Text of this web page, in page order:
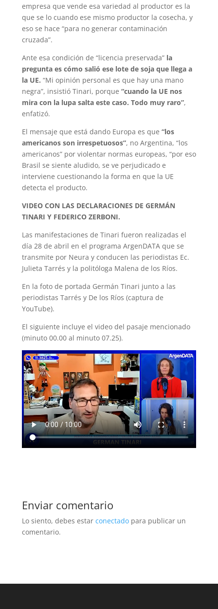
empresa que vende esa variedad al productor es la
que se lo cuando ese mismo productor la cosecha, y
eso se hace “para no generar contaminación
cruzada”.
Ante esa condición de “licencia preservada” la
pregunta es cómo salió ese lote de soja que llega a
la UE. “Mi opinión personal es que hay una mano
negra”, insistió Tinari, porque “cuando la UE nos
mira con la lupa salta este caso. Todo muy raro”,
enfatizó.
El mensaje que está dando Europa es que “los
americanos son irrespetuosos”, no Argentina, “los
americanos” por violentar normas europeas, “por eso
Brasil se siente aludido, se ve perjudicado e
interviene cuestionando la forma en que la UE
detecta el producto.
VIDEO CON LAS DECLARACIONES DE GERMÁN
TINARI Y FEDERICO ZERBONI.
Las manifestaciones de Tinari fueron realizadas el
día 28 de abril en el programa ArgenDATA que se
transmite por Neura y conducen las periodistas Ec.
Julieta Tarrés y la politóloga Malena de los Ríos.
En la foto de portada Germán Tinari junto a las
periodistas Tarrés y De los Ríos (captura de
YouTube).
El siguiente incluye el video del pasaje mencionado
(minuto 00.00 al minuto 07.25).
Enviar comentario
Lo siento, debes estar conectadopara publicar un
comentario.